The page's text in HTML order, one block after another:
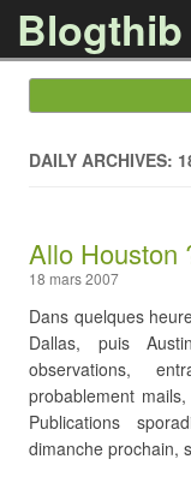
Blogthib
DAILY ARCHIVES:
Allo Houston
18 mars 2007
Dans quelques
Dallas, puis
observations,
probablement
Publications
dimanche prochain,